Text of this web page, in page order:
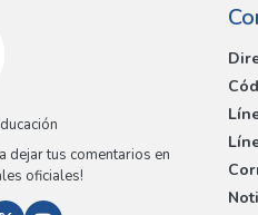
dejar tus comentarios en
oficiales!